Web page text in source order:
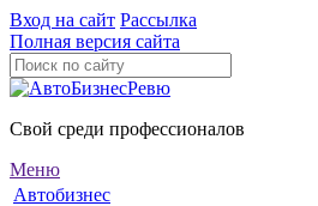
Вход на сайт Рассылка
Полная версия сайта
Свой среди профессионалов
Меню
Автобизнес